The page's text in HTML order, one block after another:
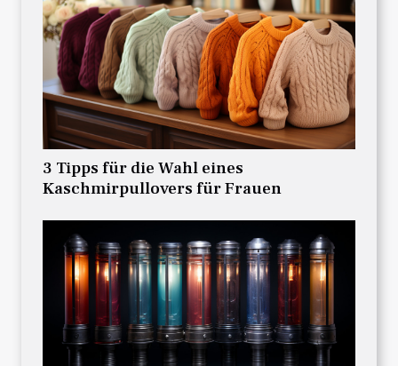
3 Tipps für die Wahl eines
Kaschmirpullovers für Frauen